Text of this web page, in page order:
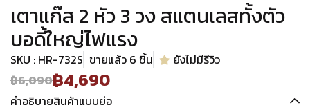
เตาแก๊ส 2 หัว 3 วง สแตนเลสทั้งตัว
บอดี้ใหญ่ไฟแรง
SKU : HR-732S ขายแล้ว 6 ชิ้น
ยังไม่มีรีวิว
฿6,090฿4,690
คำอธิบายสินค้าแบบย่อ